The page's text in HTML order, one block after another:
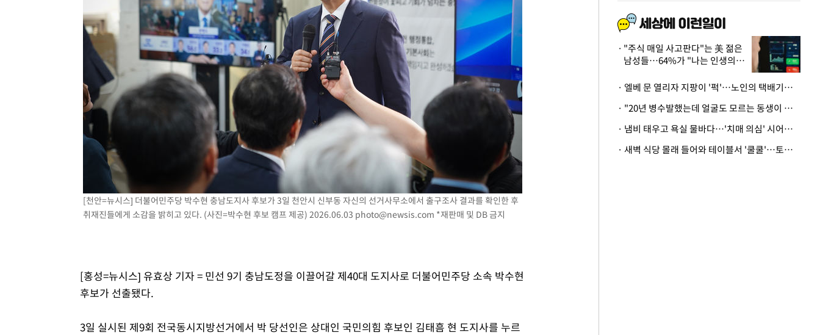
[천안=뉴시스] 더불어민주당 박수현 충남도지사 후보가 3일 천안시 신부동 자신의 선거사무소에서 출구조사 결과를 확인한 후
취재진들에게 소감을 밝히고 있다. (사진=박수현 후보 캠프 제공) 2026.06.03 photo@newsis.com *재판매 및 DB 금지
[홍성=뉴시스] 유효상 기자 = 민선 9기 충남도정을 이끌어갈 제40대 도지사로 더불어민주당 소속 박수현
후보가 선출됐다.
3일 실시된 제9회 전국동시지방선거에서 박 당선인은 상대인 국민의힘 후보인 김태흠 현 도지사를 누르
"주식 매일 사고판다"는 美 젊은
남성들…64%가 "나는 인생의
· 엘베 문 열리자 지팡이 '퍽'…노인의 택배기사 폭행 이유
· "20년 병수발했는데 얼굴도 모르는 동생이 유산 절반을"…배다른 형제 상속권 있을까
· 냄비 태우고 욕실 물바다…'치매 의심' 시어머니 검사 권유했다가 '날벼락'
· 새벽 식당 몰래 들어와 테이블서 '쿨쿨'…토사물 남기고 사라진 남성